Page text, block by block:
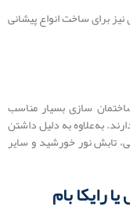
برای ساخت انواع پیشانی
سازی بسیار مناسب
به‌علاوه به دلیل داشتن
تابش نور خورشید و سایر